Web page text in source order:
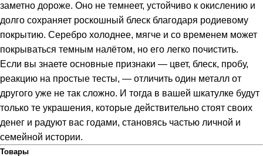
заметно дороже. Оно не темнеет, устойчиво к окислению и
долго сохраняет роскошный блеск благодаря родиевому
покрытию. Серебро холоднее, мягче и со временем может
покрываться темным налётом, но его легко почистить.
Если вы знаете основные признаки — цвет, блеск, пробу,
реакцию на простые тесты, — отличить один металл от
другого уже не так сложно. И тогда в вашей шкатулке будут
только те украшения, которые действительно стоят своих
денег и радуют вас годами, становясь частью личной и
семейной истории.
Товары